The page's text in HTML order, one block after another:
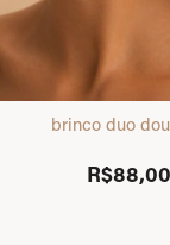
brinco duo
R$88,00